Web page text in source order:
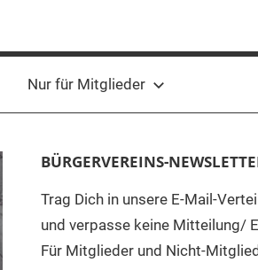
Nur für Mitglieder
BÜRGERVEREINS-
Trag Dich in unsere E-Mail-
und verpasse keine Mitteilung/
Für Mitglieder und Nicht-